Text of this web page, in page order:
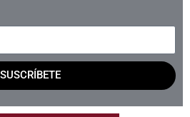
SUSCRÍBETE